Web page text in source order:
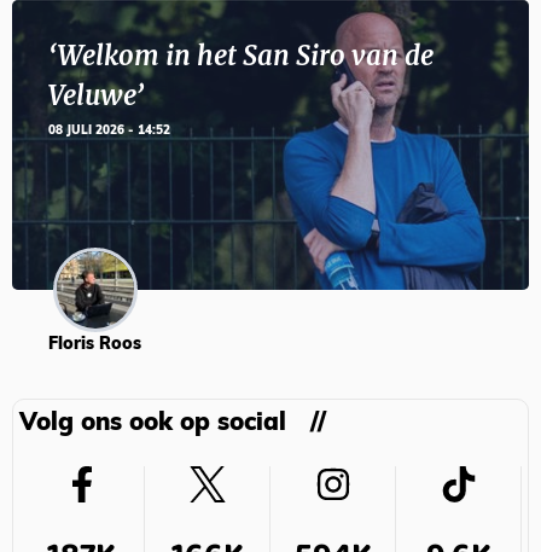
‘Welkom in het San Siro van de
Veluwe’
08 JULI 2026 - 14:52
Floris Roos
Volg ons ook op social